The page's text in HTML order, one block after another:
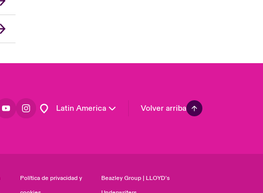
Latin America Volver arriba
Política de privacidad y
Beazley Group | LLOYD’s